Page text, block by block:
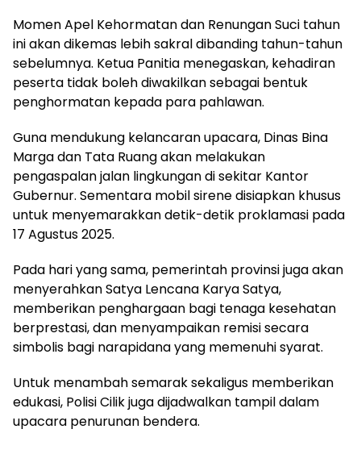
Momen Apel Kehormatan dan Renungan Suci tahun
ini akan dikemas lebih sakral dibanding tahun-tahun
sebelumnya. Ketua Panitia menegaskan, kehadiran
peserta tidak boleh diwakilkan sebagai bentuk
penghormatan kepada para pahlawan.
Guna mendukung kelancaran upacara, Dinas Bina
Marga dan Tata Ruang akan melakukan
pengaspalan jalan lingkungan di sekitar Kantor
Gubernur. Sementara mobil sirene disiapkan khusus
untuk menyemarakkan detik-detik proklamasi pada
17 Agustus 2025.
Pada hari yang sama, pemerintah provinsi juga akan
menyerahkan Satya Lencana Karya Satya,
memberikan penghargaan bagi tenaga kesehatan
berprestasi, dan menyampaikan remisi secara
simbolis bagi narapidana yang memenuhi syarat.
Untuk menambah semarak sekaligus memberikan
edukasi, Polisi Cilik juga dijadwalkan tampil dalam
upacara penurunan bendera.